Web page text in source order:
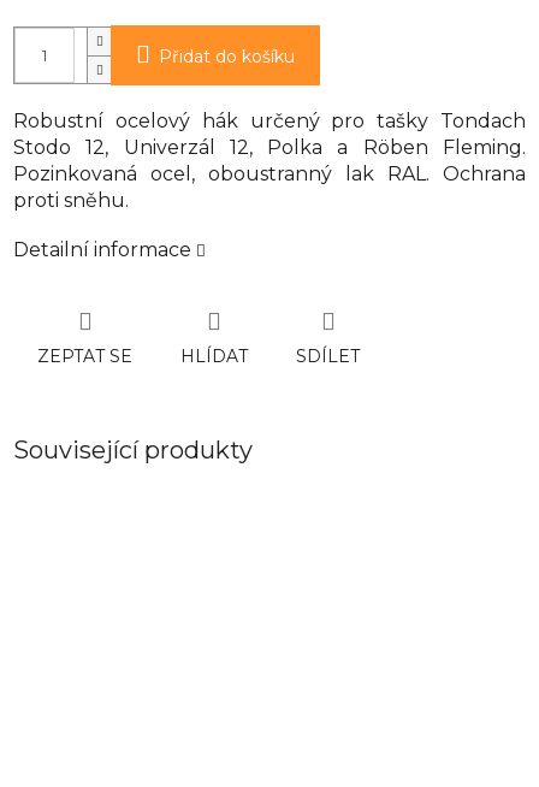
Přidat do košíku
Robustní ocelový hák určený pro tašky Tondach
Stodo 12, Univerzál 12, Polka a Röben Fleming.
Pozinkovaná ocel, oboustranný lak RAL. Ochrana
proti sněhu.
Detailní informace
ZEPTAT SE HLÍDAT SDÍLET
Související produkty